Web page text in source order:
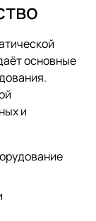
основные
и